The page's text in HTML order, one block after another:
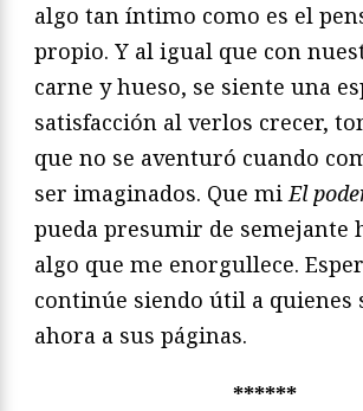
algo tan íntimo como es el
propio. Y al igual que con
carne y hueso, se siente una
satisfacción al verlos crecer,
que no se aventuró cuando
ser imaginados. Que miEl
pueda presumir de semejante
algo que me enorgullece.
continúe siendo útil a quienes
ahora a sus páginas.
******